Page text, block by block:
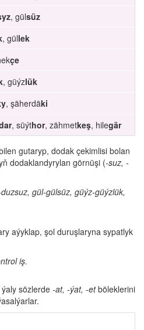
, gülsüz
, güllek
çe
, güýzlük
, şäherdäki
, süýthor, zähmetkeş, hilegär
gutaryp, dodak çekimlisi bolan
dodaklandyrylan görnüşi (-suz, -
gül-gülsüz, güýz-güýzlük,
aýyklap, şol duruşlaryna sypatlyk
iş.
sözlerde -at, -ýat, -etböleklerini